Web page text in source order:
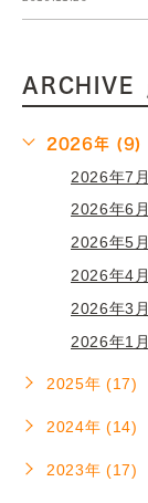
ARCHIVE
2026年 (9)
2026年7
2026年6
2026年5
2026年4
2026年3
2026年1
2025年 (17)
2024年 (14)
2023年 (17)